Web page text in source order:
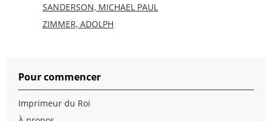
SANDERSON, MICHAEL PAUL
ZIMMER, ADOLPH
Pour commencer
Imprimeur du Roi